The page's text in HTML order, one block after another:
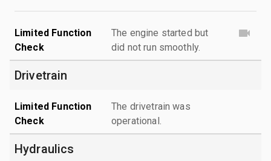
Limited Function
Check
The engine started but
did not run smoothly.
Drivetrain
Limited Function
Check
The drivetrain was
operational.
Hydraulics